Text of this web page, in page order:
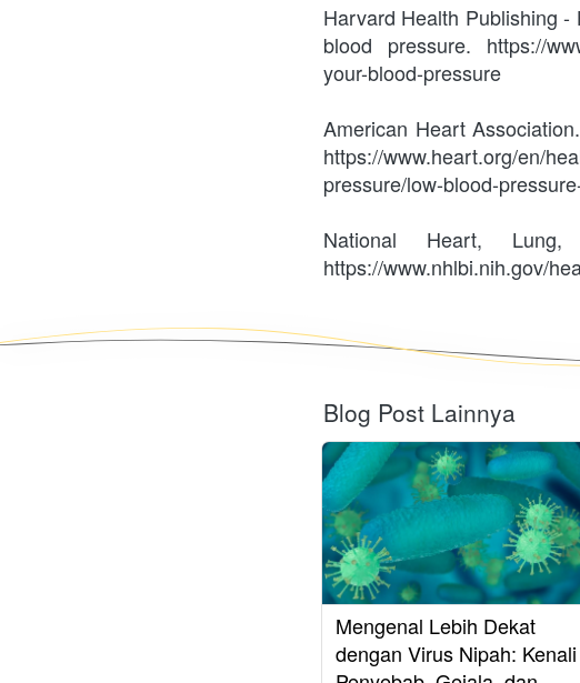
Harvard Health Publishing
blood pressure. https://
your-blood-pressure
American Heart
https://www.heart.org/en/
pressure/low-blood-
National Heart,
https://www.nhlbi.nih.gov/
Blog Post Lainnya
Mengenal Lebih Dekat
dengan Virus Nipah: Kenali